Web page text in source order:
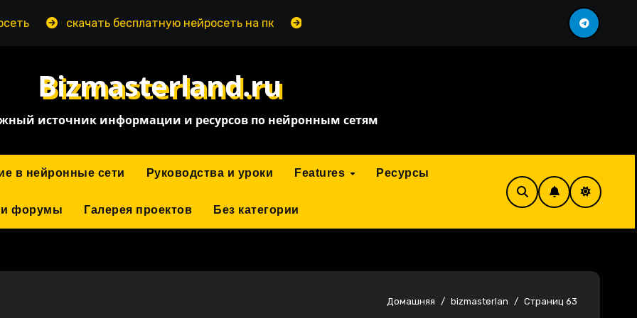
скачать бесплатную нейросеть на пк нейросеть перефразировка сервис искусственного
Bizmasterland.ru
источник информации и ресурсов по нейронным сетям
в нейронные сети Руководства и уроки Features Ресурсы
и форумы Галерея проектов Без категории
Домашняя bizmasterlan Страниц 63